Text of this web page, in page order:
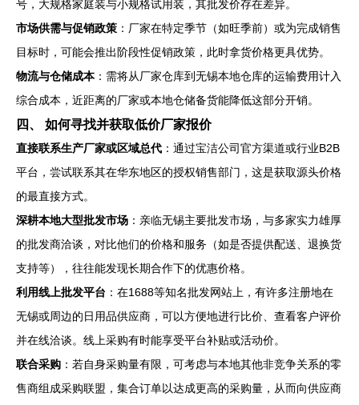
号，大规格家庭装与小规格试用装，其批发价存在差异。
市场供需与促销政策 ：厂家在特定季节（如旺季前）或为完成销售
目标时，可能会推出阶段性促销政策，此时拿货价格更具优势。
物流与仓储成本：需将从厂家仓库到无锡本地仓库的运输费用计入
综合成本，近距离的厂家或本地仓储备货能降低这部分开销。
四、 如何寻找并获取低价厂家报价
直接联系生产厂家或区域总代 ：通过宝洁公司官方渠道或行业B2B
平台，尝试联系其在华东地区的授权销售部门，这是获取源头价格
的最直接方式。
深耕本地大型批发市场 ：亲临无锡主要批发市场，与多家实力雄厚
的批发商洽谈，对比他们的价格和服务（如是否提供配送、退换货
支持等），往往能发现长期合作下的优惠价格。
利用线上批发平台 ：在1688等知名批发网站上，有许多注册地在
无锡或周边的日用品供应商，可以方便地进行比价、查看客户评价
并在线洽谈。线上采购有时能享受平台补贴或活动价。
联合采购 ：若自身采购量有限，可考虑与本地其他非竞争关系的零
售商组成采购联盟，集合订单以达成更高的采购量，从而向供应商